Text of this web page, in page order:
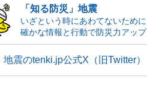
「知る防災」地震
いざという時にあわてないために
確かな情報と行動で防災力アップ
地震のtenki.jp公式X（旧Twitter）